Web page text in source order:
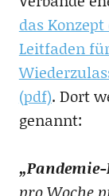
das
Leitfaden
(pdf). Dort
genannt:
pro Woche